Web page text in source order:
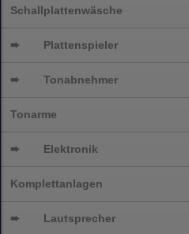
Schallplattenwäsche
➨ Plattenspieler
➨ Tonabnehmer
Tonarme
➨ Elektronik
Komplettanlagen
➨ Lautsprecher